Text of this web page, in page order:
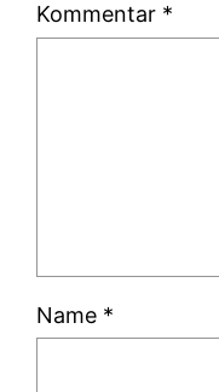
Kommentar *
Name *